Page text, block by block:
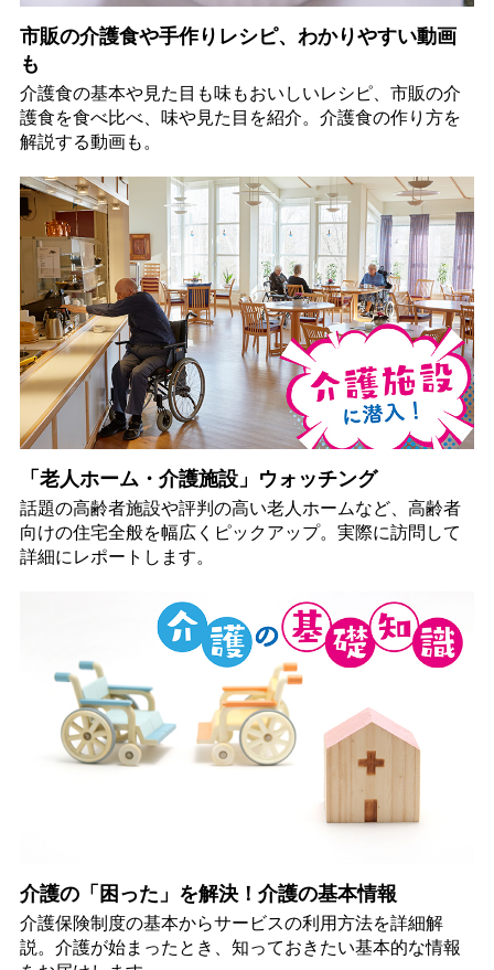
市販の介護食や手作りレシピ、わかりやすい動画
も
介護食の基本や見た目も味もおいしいレシピ、市販の介
護食を食べ比べ、味や見た目を紹介。介護食の作り方を
解説する動画も。
「老人ホーム・介護施設」ウォッチング
話題の高齢者施設や評判の高い老人ホームなど、高齢者
向けの住宅全般を幅広くピックアップ。実際に訪問して
詳細にレポートします。
介護の「困った」を解決！介護の基本情報
介護保険制度の基本からサービスの利用方法を詳細解
説。介護が始まったとき、知っておきたい基本的な情報